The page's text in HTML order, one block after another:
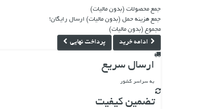
جمع محصولات (بدون ماليات)
جمع هزینه حمل (بدون ماليات) ارسال رایگان!
مجموع (بدون ماليات)
ادامه خرید پرداخت نهایی
ارسال سریع
به سراسر کشور
تضمین کیفیت